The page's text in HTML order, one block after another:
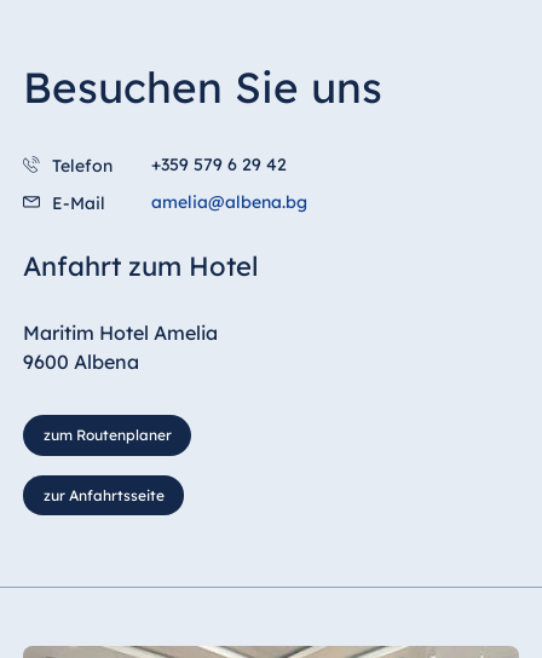
Besuchen Sie uns
Telefon
+359 579 6 29 42
E-Mail
amelia@albena.bg
Anfahrt zum Hotel
Maritim Hotel Amelia
9600 Albena
zum Routenplaner
zur Anfahrtsseite